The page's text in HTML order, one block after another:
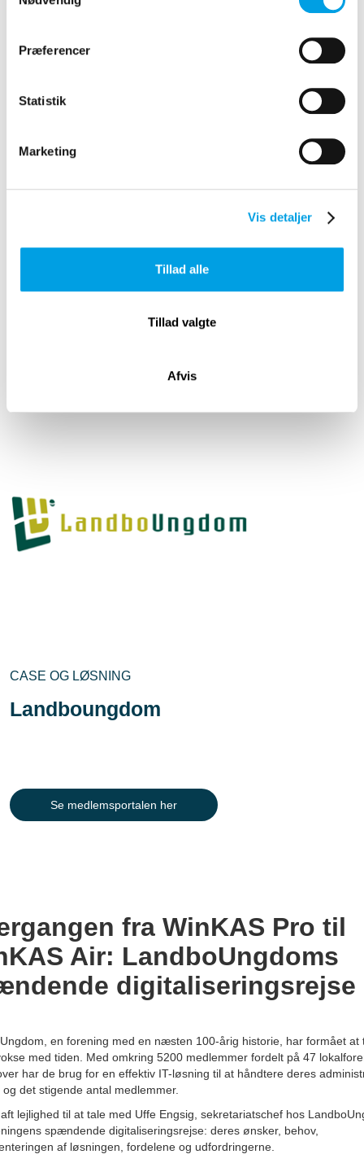
Præferencer
Statistik
Marketing
Vis detaljer
Tillad alle
Tillad valgte
Afvis
CASE OG LØSNING
Landboungdom
Se medlemsportalen her
fra WinKAS Pro til
Air: LandboUngdoms
digitaliseringsrejse
en forening med en næsten 100-årig historie, har formået at
med tiden. Med omkring 5200 medlemmer fordelt på 47
har de brug for en effektiv IT-løsning til at håndtere deres
det stigende antal medlemmer.
lejlighed til at tale med Uffe Engsig, sekretariatschef hos
spændende digitaliseringsrejse: deres ønsker, behov,
af løsningen, fordelene og udfordringerne.